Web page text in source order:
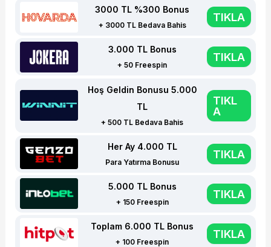
3000 TL %300 Bonus
+ 3000 TL Bedava Bahis
TIKLA
3.000 TL Bonus
+ 50 Freespin
TIKLA
Hoş Geldin Bonusu 5.000
TL
+ 500 TL Bedava Bahis
TIKL
A
Her Ay 4.000 TL
Para Yatırma Bonusu
TIKLA
5.000 TL Bonus
+ 150 Freespin
TIKLA
Toplam 6.000 TL Bonus
+ 100 Freespin
TIKLA